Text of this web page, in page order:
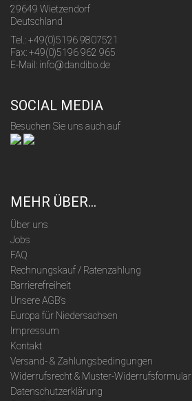
29649 Wietzendorf
Deutschland
Tel.: +49(0)5196 9807521
Fax: +49(0)5196 962 965
E-Mail: info@dandibo.de
SOCIAL MEDIA
Besuchen Sie uns auch auf
MEHR ÜBER...
Über uns
Jobs
FAQ
Rechnungskauf / Ratenzahlung
Barrierefreiheit
Unsere AGB's
Europa für Niedersachsen
Impressum
Kontakt
Versand- & Zahlungsbedingungen
Widerrufsrecht & Muster-Widerrufsformular
Datenschutzerklärung